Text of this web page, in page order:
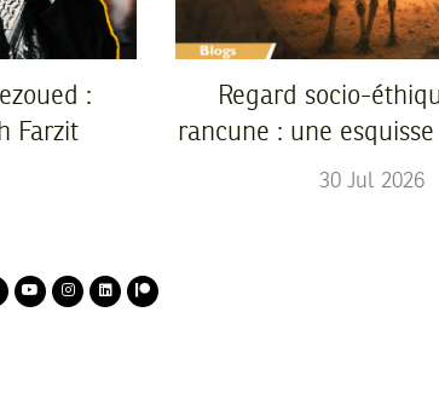
:
Farzit
Regard socio-
rancune : une
30 Jul 2026